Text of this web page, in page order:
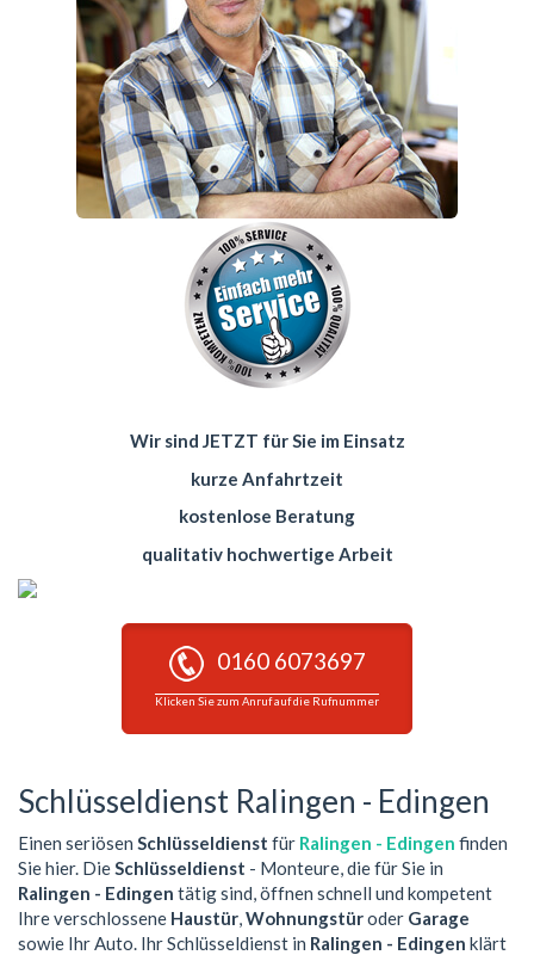
Wir sind JETZT für Sie im Einsatz
kurze Anfahrtzeit
kostenlose Beratung
qualitativ hochwertige Arbeit
0160 6073697
Klicken Sie zum Anruf auf die Rufnummer
Schlüsseldienst Ralingen - Edingen
Einen seriösen Schlüsseldienst für Ralingen - Edingen finden
Sie hier. DieSchlüsseldienst - Monteure, die für Sie in
Ralingen - Edingen tätig sind, öffnen schnell und kompetent
Ihre verschlossene Haustür,Wohnungstüroder Garage
sowie Ihr Auto. Ihr Schlüsseldienst in Ralingen - Edingen klärt